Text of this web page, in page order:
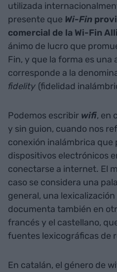
utilizada
presente que Wi-Fin
comercial de la Wi-Fin
ánimo de lucro que
Fin, y que la forma es una
corresponde a la
fidelity (fidelidad
Podemos escribir wifi, en
y sin guion, cuando nos
conexión inalámbrica
dispositivos electrónicos
conectarse a internet. El
caso se considera una
general, una
documenta también en
francés y el castellano,
fuentes lexicográficas de
En catalán, el género de